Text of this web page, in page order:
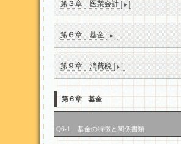
第３章 医業会計
第６章 基金
第９章 消費税
第６章 基金
Q6-1 基金の特徴と関係書類